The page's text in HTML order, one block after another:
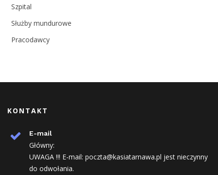
Szpital
Służby mundurowe
Pracodawcy
KONTAKT
E-mail
Główny:
UWAGA !!! E-mail: poczta@kasiatarnawa.pl jest nieczynny
do odwołania.